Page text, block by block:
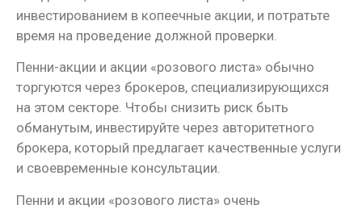
инвестированием в копеечные акции, и потратьте
время на проведение должной проверки.
Пенни-акции и акции «розового листа» обычно
торгуются через брокеров, специализирующихся
на этом секторе. Чтобы снизить риск быть
обманутым, инвестируйте через авторитетного
брокера, который предлагает качественные услуги
и своевременные консультации.
Пенни и акции «розового листа» очень